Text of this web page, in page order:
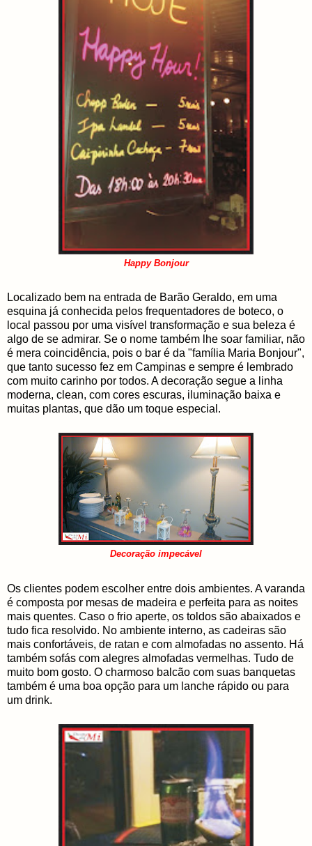
Happy Bonjour
Localizado bem na entrada de Barão Geraldo, em uma
esquina já conhecida pelos frequentadores de boteco, o
local passou por uma visível transformação e sua beleza é
algo de se admirar. Se o nome também lhe soar familiar, não
é mera coincidência, pois o bar é da "família Maria Bonjour",
que tanto sucesso fez em Campinas e sempre é lembrado
com muito carinho por todos. A decoração segue a linha
moderna, clean, com cores escuras, iluminação baixa e
muitas plantas, que dão um toque especial.
Decoração impecável
Os clientes podem escolher entre dois ambientes. A varanda
é composta por mesas de madeira e perfeita para as noites
mais quentes. Caso o frio aperte, os toldos são abaixados e
tudo fica resolvido. No ambiente interno, as cadeiras são
mais confortáveis, de ratan e com almofadas no assento. Há
também sofás com alegres almofadas vermelhas. Tudo de
muito bom gosto. O charmoso balcão com suas banquetas
também é uma boa opção para um lanche rápido ou para
um drink.